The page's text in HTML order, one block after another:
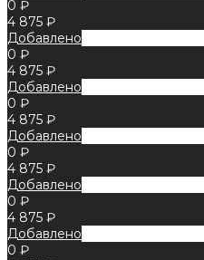
0 ₽
4 875 ₽
Добавлено
0 ₽
4 875 ₽
Добавлено
0 ₽
4 875 ₽
Добавлено
0 ₽
4 875 ₽
Добавлено
0 ₽
4 875 ₽
Добавлено
0 ₽